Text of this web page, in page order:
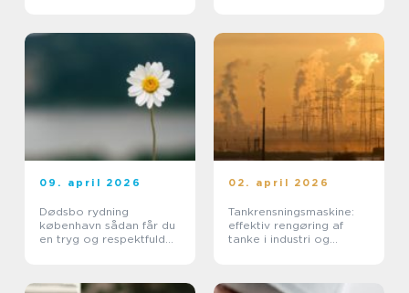
09. april 2026
Dødsbo rydning
københavn sådan får du
en tryg og respektfuld
02. april 2026
Tankrensningsmaskine:
effektiv rengøring af
tanke i industri og